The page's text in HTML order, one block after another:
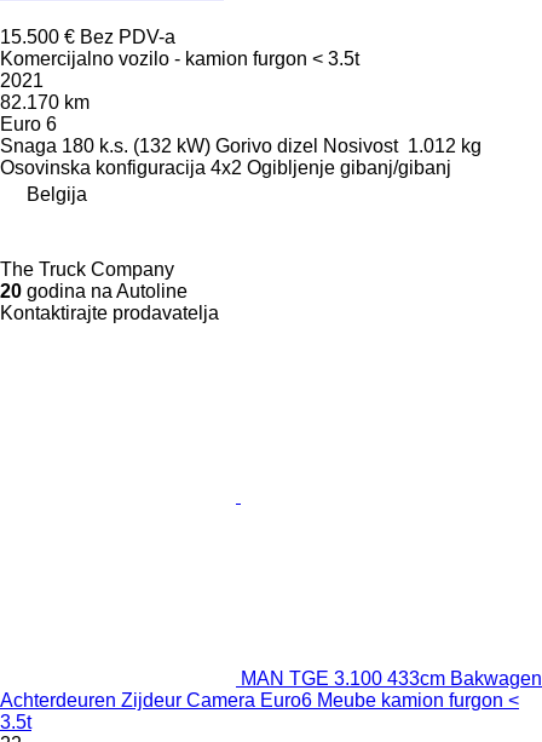
15.500 € Bez PDV-a
Komercijalno vozilo - kamion furgon < 3.5t
2021
82.170 km
Euro 6
Snaga 180 k.s. (132 kW) Gorivo dizel Nosivost 1.012 kg
Osovinska konfiguracija 4x2 Ogibljenje gibanj/gibanj
Belgija
The Truck Company
20 godina na Autoline
Kontaktirajte prodavatelja
MAN TGE 3.100 433cm Bakwagen
Achterdeuren Zijdeur Camera Euro6 Meube kamion furgon <
3.5t